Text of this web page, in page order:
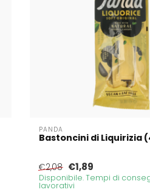
PANDA
Bastoncini di Liquirizia
€2,08 €1,89
Disponibile. Tempi di
lavorativi